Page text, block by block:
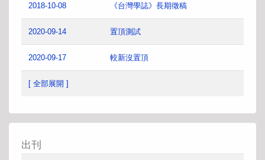
2018-10-08 《台灣學誌》長期徵稿
2020-09-14 置頂測試
2020-09-17 較新沒置頂
[ 全部展開 ]
出刊